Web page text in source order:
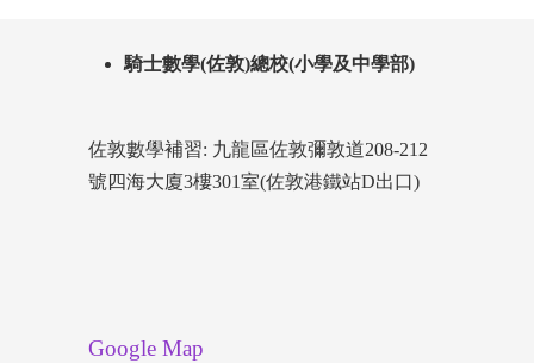
騎士數學(佐敦)總校(小學及中學部)
佐敦數學補習: 九龍區佐敦彌敦道208-212
號四海大廈3樓301室(佐敦港鐵站D出口)
Google Map